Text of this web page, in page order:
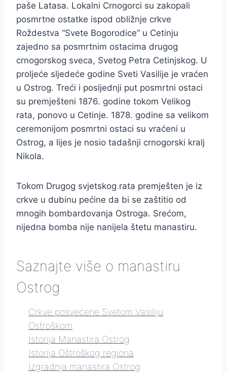
paše Latasa. Lokalni Crnogorci su zakopali
posmrtne ostatke ispod obližnje crkve
Roždestva “Svete Bogorodice” u Cetinju
zajedno sa posmrtnim ostacima drugog
crnogorskog sveca, Svetog Petra Cetinjskog. U
proljeće sljedeće godine Sveti Vasilije je vraćen
u Ostrog. Treći i posljednji put posmrtni ostaci
su premješteni 1876. godine tokom Velikog
rata, ponovo u Cetinje. 1878. godine sa velikom
ceremonijom posmrtni ostaci su vraćeni u
Ostrog, a lijes je nosio tadašnji crnogorski kralj
Nikola.
Tokom Drugog svjetskog rata premješten je iz
crkve u dubinu pećine da bi se zaštitio od
mnogih bombardovanja Ostroga. Srećom,
nijedna bomba nije nanijela štetu manastiru.
Saznajte više o manastiru
Ostrog
Crkve posvećene Svetom Vasiliju
Ostroškom
Istorija Manastira Ostrog
Istorija Oštroškog regiona
Izgradnja manastira Ostrog